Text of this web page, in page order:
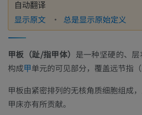
自动翻译
显示原文 总是显示原始定义
甲板（趾/指甲体） 是一种坚硬的、层
构成甲单元的可见部分，覆盖远节指（
甲板由紧密排列的无核角质细胞组成，
甲床亦有所贡献。